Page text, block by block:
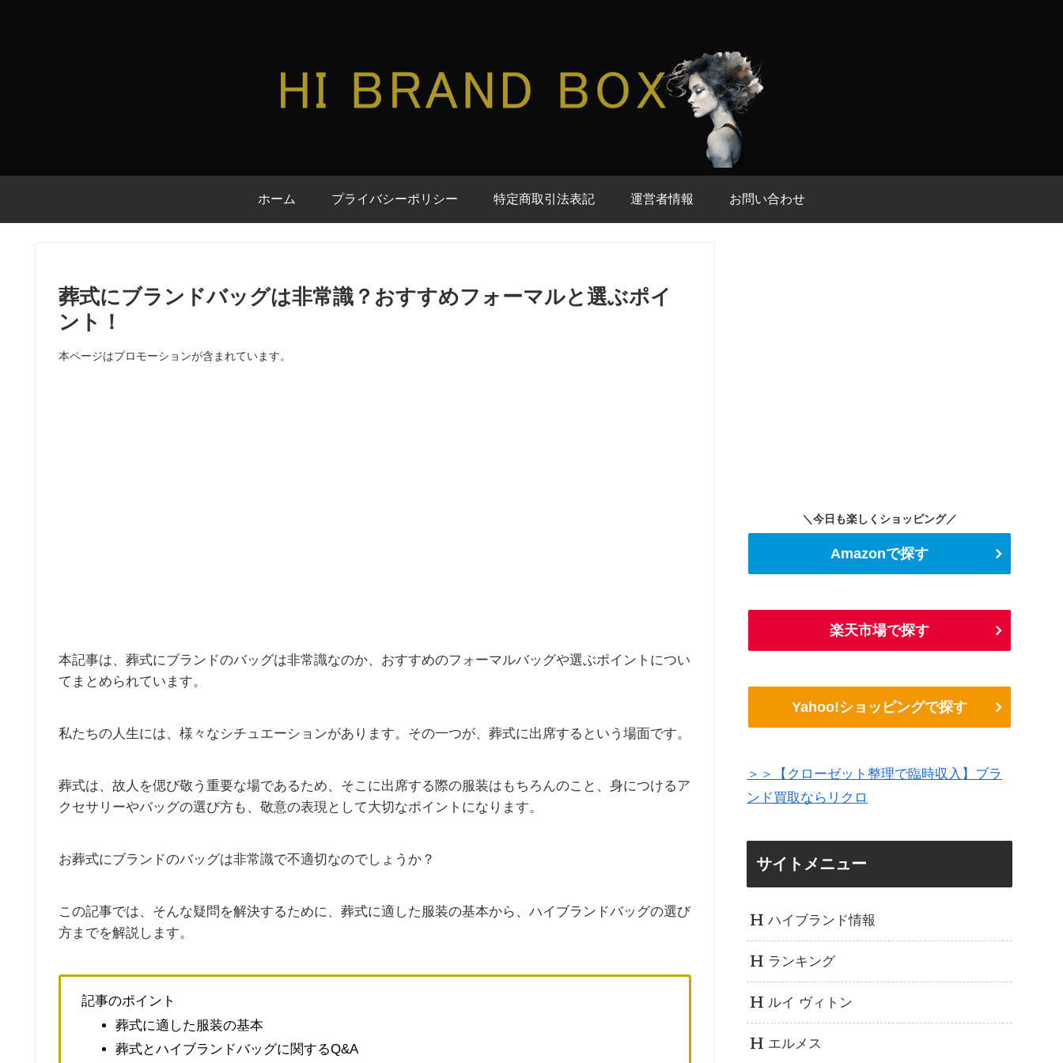
ホーム プライバシーポリシー 特定商取引法表記 運営者情報 お問い合わせ
葬式にブランドバッグは非常識？おすすめフォーマルと選ぶポイ
ント！
本ページはプロモーションが含まれています。
本記事は、葬式にブランドのバッグは非常識なのか、おすすめのフォーマルバッグや選ぶポイントについ
てまとめられています。
私たちの人生には、様々なシチュエーションがあります。その一つが、葬式に出席するという場面です。
葬式は、故人を偲び敬う重要な場であるため、そこに出席する際の服装はもちろんのこと、身につけるア
クセサリーやバッグの選び方も、敬意の表現として大切なポイントになります。
お葬式にブランドのバッグは非常識で不適切なのでしょうか？
この記事では、そんな疑問を解決するために、葬式に適した服装の基本から、ハイブランドバッグの選び
方までを解説します。
記事のポイント
葬式に適した服装の基本
葬式とハイブランドバッグに関するQ&A
＼今日も楽しくショッピング／
Amazonで探す
楽天市場で探す
Yahoo!ショッピングで探す
＞＞【クローゼット整理で臨時収入】ブラ
ンド買取ならリクロ
サイトメニュー
ハイブランド情報
ランキング
ルイ ヴィトン
エルメス